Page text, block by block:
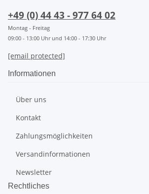
+49 (0) 44 43 - 977 64 02
Montag - Freitag
09:00 - 13:00 Uhr und 14:00 - 17:30 Uhr
[email protected]
Informationen
Über uns
Kontakt
Zahlungsmöglichkeiten
Versandinformationen
Newsletter
Rechtliches